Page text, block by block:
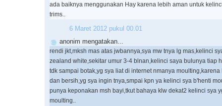
ada baiknya menggunakan Hay karena lebih aman untuk
trims..
6 Maret 2012 pukul 00.01
anonim mengatakan...
rendi jkt,mksh mas atas jwbannya,sya mw tnya lg mas,kelinci
zealand white,sekitar umur 3-4 blnan,kelinci saya bulunya tiap
tdk sampai botak,yg sya liat di internet nmanya moulting,karena
dan bersih,yg sya ingin tnya,smpai kpn ya kelinci sya b'henti
punya keponakan msh bayi,tkut bahaya klw dekat2 kelinci sya
moulting..